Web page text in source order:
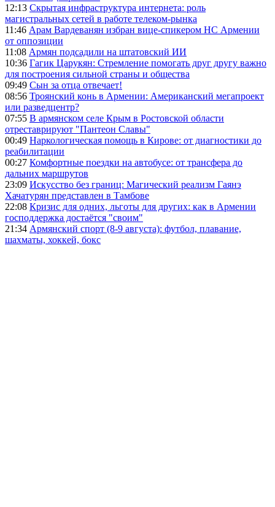
12:13 Скрытая инфраструктура интернета: роль
магистральных сетей в работе телеком-рынка
11:46 Арам Вардеванян избран вице-спикером НС Армении
от оппозиции
11:08 Армян подсадили на штатовский ИИ
10:36 Гагик Царукян: Стремление помогать друг другу важно
для построения сильной страны и общества
09:49 Сын за отца отвечает!
08:56 Троянский конь в Армении: Американский мегапроект
или разведцентр?
07:55 В армянском селе Крым в Ростовской области
отреставрируют "Пантеон Славы"
00:49 Наркологическая помощь в Кирове: от диагностики до
реабилитации
00:27 Комфортные поездки на автобусе: от трансфера до
дальних маршрутов
23:09 Искусство без границ: Магический реализм Гаянэ
Хачатурян представлен в Тамбове
22:08 Кризис для одних, льготы для других: как в Армении
господдержка достаётся "своим"
21:34 Армянский спорт (8-9 августа): футбол, плавание,
шахматы, хоккей, бокс